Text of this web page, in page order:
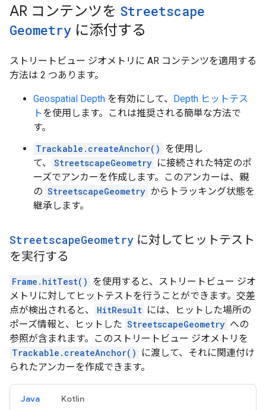
AR コンテンツを Streetscape
Geometry に添付する
ストリートビュー ジオメトリに AR コンテンツを適用する
方法は 2 つあります。
Geospatial Depth を有効にして、 Depth ヒットテス
トを使用します。これは推奨される簡単な方法で
す。
Trackable.createAnchor() を使用し
て、
StreetscapeGeometry に接続された特定のポ
ーズでアンカーを作成します。このアンカーは、親
の StreetscapeGeometry からトラッキング状態を
継承します。
StreetscapeGeometry に対してヒットテスト
を実行する
Frame.hitTest() を使用すると、ストリートビュー ジオ
メトリに対してヒットテストを行うことができます。交差
点が検出されると、
HitResult には、ヒットした場所の
ポーズ情報と、ヒットした StreetscapeGeometry への
参照が含まれます。このストリートビュー ジオメトリを
Trackable.createAnchor()
に渡して、それに関連付け
られたアンカーを作成できます。
Java Kotlin